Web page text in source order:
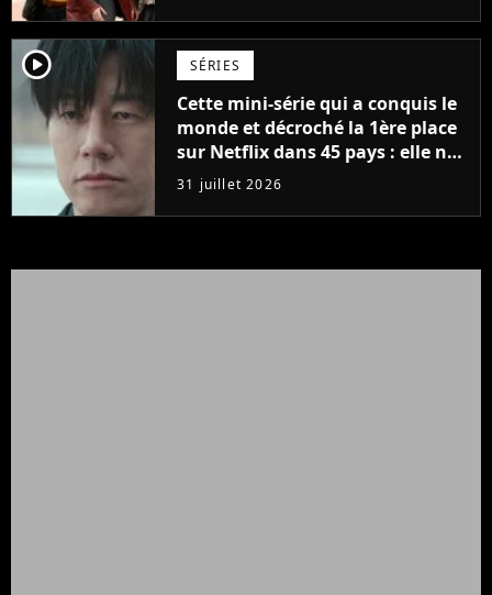
player2 SÉRIES
Cette mini-série qui a conquis le
monde et décroché la 1ère place
sur Netflix dans 45 pays : elle ne
compte que 10 épisodes et c'est
un phénomène mondial
31 juillet 2026